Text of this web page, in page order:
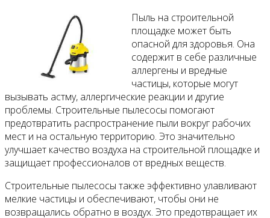
Пыль на строительной
площадке может быть
опасной для здоровья. Она
содержит в себе различные
аллергены и вредные
частицы, которые могут
вызывать астму, аллергические реакции и другие
проблемы. Строительные пылесосы помогают
предотвратить распространение пыли вокруг рабочих
мест и на остальную территорию. Это значительно
улучшает качество воздуха на строительной площадке и
защищает профессионалов от вредных веществ.
Строительные пылесосы также эффективно улавливают
мелкие частицы и обеспечивают, чтобы они не
возвращались обратно в воздух. Это предотвращает их